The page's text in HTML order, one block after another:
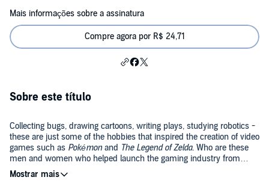
Mais informações sobre a assinatura
Compre agora por R$ 24,71
Sobre este título
Collecting bugs, drawing cartoons, writing plays, studying robotics -
these are just some of the hobbies that inspired the creation of video
games such as Pokémon and The Legend of Zelda. Who are these
men and women who helped launch the gaming industry from
private computer labs to widely available popular entertainment?
Listen to this audiobook to find out who and what inspired your
©2014 Lerner Publishing Group, Inc. (P)2014 Lerner Publishing